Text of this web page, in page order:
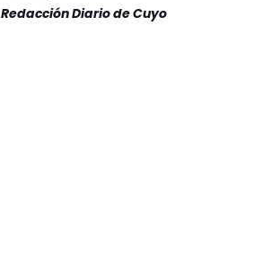
Redacción Diario de Cuyo